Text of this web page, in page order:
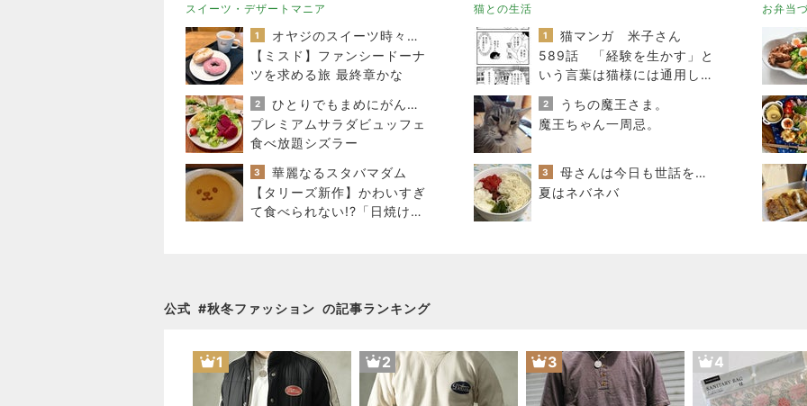
スイーツ・デザートマニア
1
オヤジのスイーツ時々ランニングブログ
【ミスド】ファンシードーナ
ツを求める旅 最終章かな
2
ひとりでもまめにがんばるブログ
プレミアムサラダビュッフェ
食べ放題シズラー
3
華麗なるスタバマダム
【タリーズ新作】かわいすぎ
て食べられない!?「日焼けベ
猫との生活
1
猫マンガ 米子さん
589話 「経験を生かす」と
いう言葉は猫様には通用しな
い
2
うちの魔王さま。
魔王ちゃん一周忌。
3
母さんは今日も世話をやく
夏はネバネバ
お弁当
公式 #秋冬ファッション の記事ランキング
1 2 3 4